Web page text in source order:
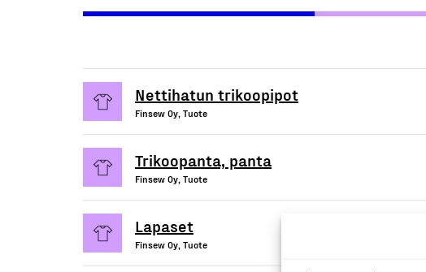
Nettihatun trikoopipot
Finsew Oy, Tuote
Trikoopanta, panta
Finsew Oy, Tuote
Lapaset
Finsew Oy, Tuote